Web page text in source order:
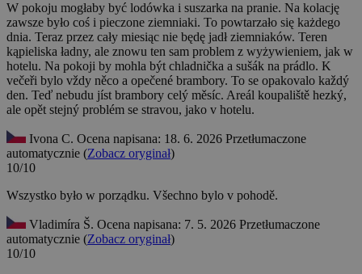
W pokoju mogłaby być lodówka i suszarka na pranie. Na kolację
zawsze było coś i pieczone ziemniaki. To powtarzało się każdego
dnia. Teraz przez cały miesiąc nie będę jadł ziemniaków. Teren
kąpieliska ładny, ale znowu ten sam problem z wyżywieniem, jak w
hotelu. Na pokoji by mohla být chladnička a sušák na prádlo. K
večeři bylo vždy něco a opečené brambory. To se opakovalo každý
den. Teď nebudu jíst brambory celý měsíc. Areál koupaliště hezký,
ale opět stejný problém se stravou, jako v hotelu.
Ivona C. Ocena napisana: 18. 6. 2026 Przetłumaczone
automatycznie (Zobacz oryginał)
10/10
Wszystko było w porządku. Všechno bylo v pohodě.
Vladimíra Š. Ocena napisana: 7. 5. 2026 Przetłumaczone
automatycznie (Zobacz oryginał)
10/10